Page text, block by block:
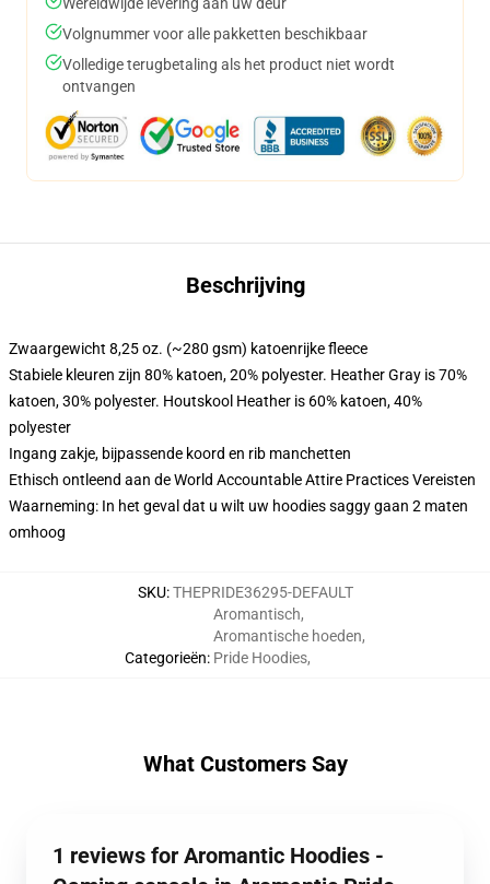
Volgnummer voor alle pakketten beschikbaar
Volledige terugbetaling als het product niet wordt
ontvangen
Beschrijving
Zwaargewicht 8,25 oz. (~280 gsm) katoenrijke fleece
Stabiele kleuren zijn 80% katoen, 20% polyester. Heather Gray is 70%
katoen, 30% polyester. Houtskool Heather is 60% katoen, 40%
polyester
Ingang zakje, bijpassende koord en rib manchetten
Ethisch ontleend aan de World Accountable Attire Practices Vereisten
Waarneming: In het geval dat u wilt uw hoodies saggy gaan 2 maten
omhoog
SKU:THEPRIDE36295-DEFAULT
Categorieën:
Aromantisch,
Aromantische hoeden,
Pride Hoodies,
What Customers Say
1 reviews for Aromantic Hoodies -